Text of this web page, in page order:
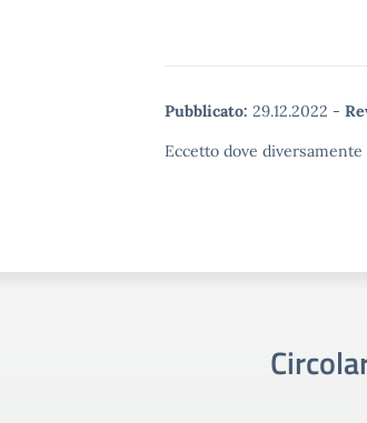
Pubblicato: 29.12.2022 -
Eccetto dove